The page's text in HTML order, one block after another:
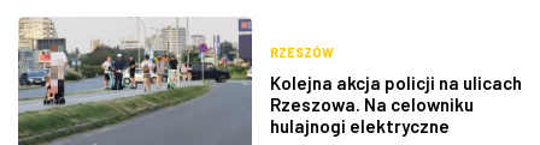
RZESZÓW
Kolejna akcja policji na ulicach
Rzeszowa. Na celowniku
hulajnogi elektryczne